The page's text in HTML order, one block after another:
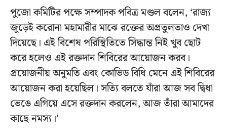
পুজো কমিটির পক্ষে সম্পাদক পবিত্র মণ্ডল বলেন, ‘রাজ্য
জুড়েই করোনা মহামারীর মাঝে রক্তের অপ্রতুলতাও দেখা
দিয়েছে। এই বিশেষ পরিস্থিতিতে সিদ্ধান্ত নিই খুব ছোট
করে হলেও এই রক্তদান শিবিরের আয়োজন করব।
প্রয়োজনীয় অনুমতি এবং কোভিড বিধি মেনে এই শিবিরের
আয়োজন করা হয়েছিল। সত্যি বলতে যাঁরা আজ সব দ্বিধা
ভেঙে এগিয়ে এসে রক্তদান করলেন, আজ তাঁরা আমাদের
কাছে নমস্য।’